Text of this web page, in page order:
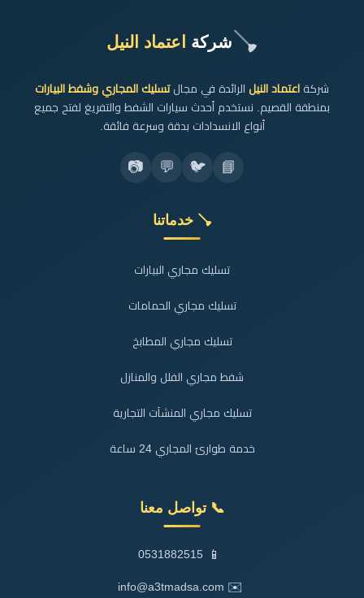
🪠شركة اعتماد النيل
شركة اعتماد النيل الرائدة في مجالتسليك المجاري وشفط البيارات
بمنطقة القصيم. نستخدم أحدث سيارات الشفط والتفريغ لفتح جميع
أنواع الانسدادات بدقة وسرعة فائقة.
📘
🐦
💬
📷
🪠 خدماتنا
تسليك مجاري البيارات
تسليك مجاري الحمامات
تسليك مجاري المطابخ
شفط مجاري الفلل والمنازل
تسليك مجاري المنشآت التجارية
خدمة طوارئ المجاري 24 ساعة
📞 تواصل معنا
📱
0531882515
✉️
info@a3tmadsa.com